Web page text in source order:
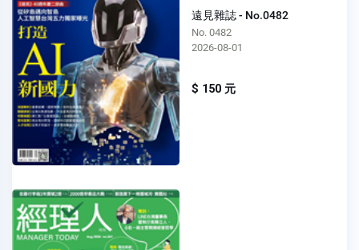
遠見雜誌 - No.0482
No. 0482
2026-08-01
$ 150 元